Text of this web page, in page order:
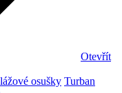
Otevřít
osušky Turban